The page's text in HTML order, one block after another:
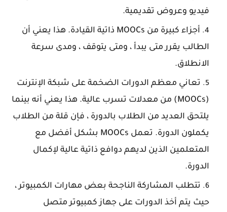
فيديو وعروض تقديمية.
أجزاء كبيرة من MOOCs ذاتية القيادة. هذا يعني أن
الطالب يقرر متى يبدأ ، ومتى يتوقف ، ومدى سرعة
الانطلاق.
تعاني معظم الدورات الضخمة على شبكة الإنترنت
(MOOCs) من معدلات تسرب عالية. هذا يعني أنه بينما
يلتحق العديد من الطلاب بالدورة ، فإن قلة من الطلاب
يكملون الدورة. تعمل MOOCs بشكل أفضل مع
المتعلمين الذين لديهم دوافع ذاتية عالية لإكمال
الدورة.
تتطلب المشاركة الناجحة بعض مهارات الكمبيوتر ،
حيث يتم أخذ الدورات على جهاز كمبيوتر متصل